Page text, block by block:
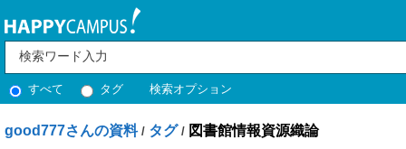
すべて タグ 検索オプション
good777さんの資料 / タグ / 図書館情報資源織論